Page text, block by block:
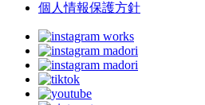
個人情報保護方針